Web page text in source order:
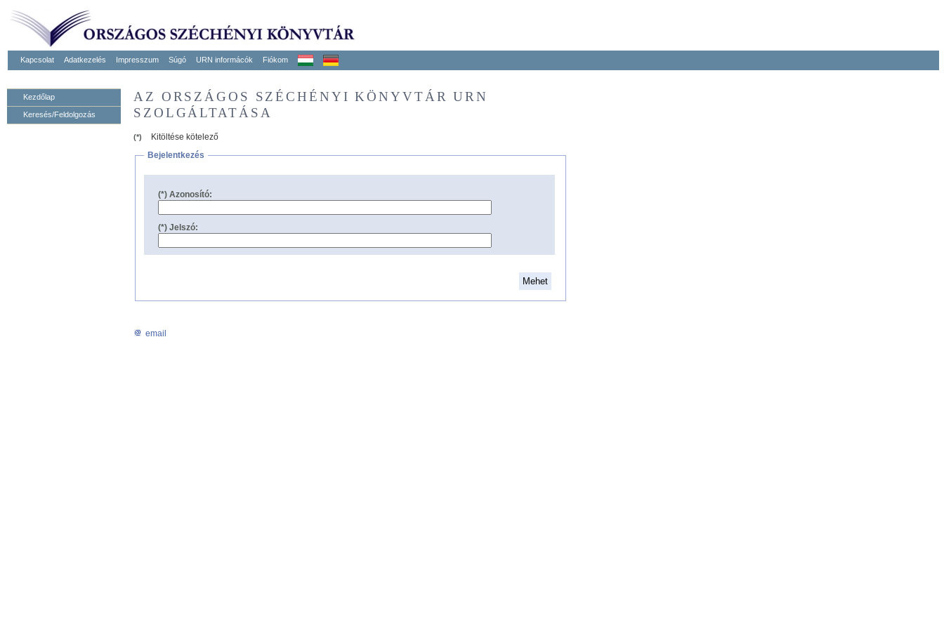
Kapcsolat Adatkezelés Impresszum Súgó URN informácók Fiókom
Kezdőlap
Keresés/Feldolgozás
AZ ORSZÁGOS SZÉCHÉNYI KÖNYVTÁR URN
SZOLGÁLTATÁSA
(*)
Kitöltése kötelező
Bejelentkezés
(*) Azonosító:
(*) Jelszó:
email